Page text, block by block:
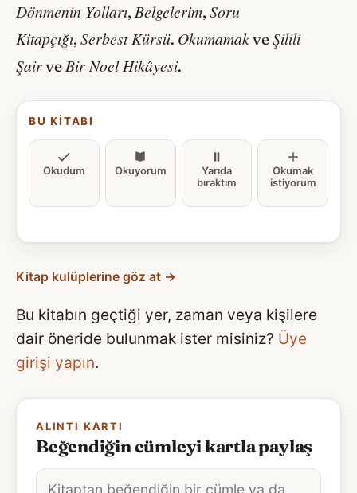
Dönmenin Yolları, Belgelerim, Soru
Kitapçığı, Serbest Kürsü. OkumamakveŞilili
Şairve Bir Noel Hikâyesi.
BU KITABI
Okudum Okuyorum
Yarıda
bıraktım
Okumak
istiyorum
Kitap kulüplerine göz at →
Bu kitabın geçtiği yer, zaman veya kişilere
dair öneride bulunmak ister misiniz? Üye
girişi yapın.
ALINTI KARTI
Beğendiğin cümleyi kartla paylaş
Alıntı